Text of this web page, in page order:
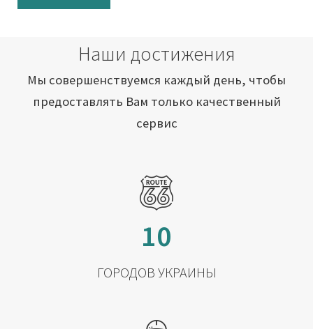
Наши достижения
Мы совершенствуемся каждый день, чтобы
предоставлять Вам только качественный
сервис
10
ГОРОДОВ УКРАИНЫ